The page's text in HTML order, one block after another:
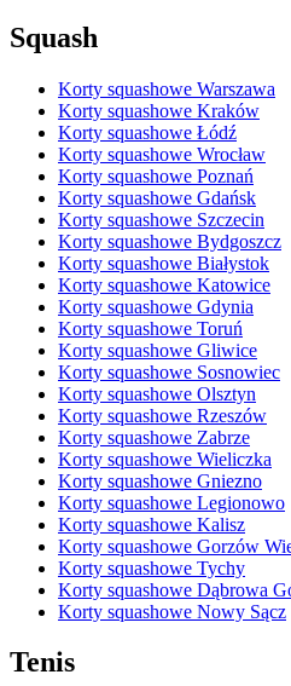
Squash
Korty squashowe Warszawa
Korty squashowe Kraków
Korty squashowe Łódź
Korty squashowe Wrocław
Korty squashowe Poznań
Korty squashowe Gdańsk
Korty squashowe Szczecin
Korty squashowe Bydgoszcz
Korty squashowe Białystok
Korty squashowe Katowice
Korty squashowe Gdynia
Korty squashowe Toruń
Korty squashowe Gliwice
Korty squashowe Sosnowiec
Korty squashowe Olsztyn
Korty squashowe Rzeszów
Korty squashowe Zabrze
Korty squashowe Wieliczka
Korty squashowe Gniezno
Korty squashowe Legionowo
Korty squashowe Kalisz
Korty squashowe Gorzów
Korty squashowe Tychy
Korty squashowe Dąbrowa
Korty squashowe Nowy Sącz
Tenis